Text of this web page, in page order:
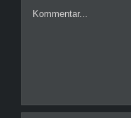
Kommentar